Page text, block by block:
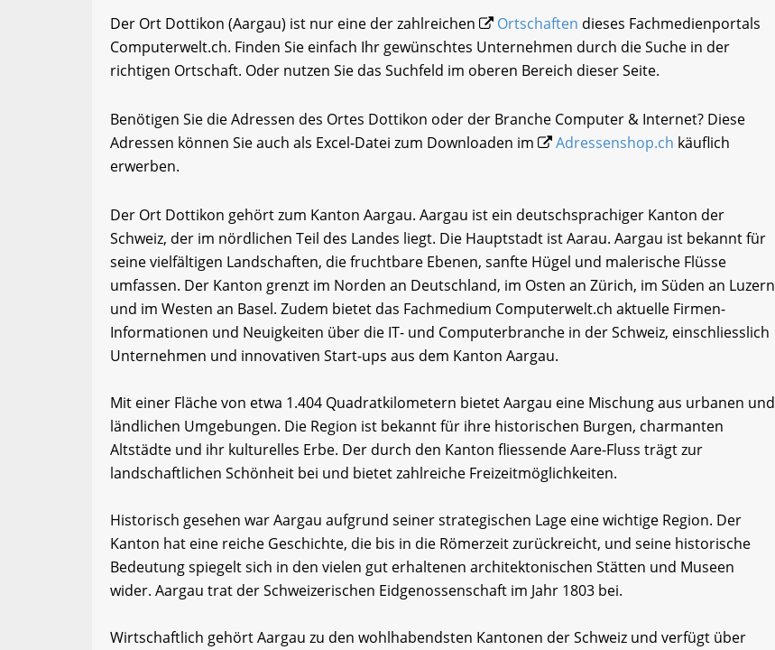
Der Ort Dottikon (Aargau) ist nur eine der zahlreichen Ortschaften dieses Fachmedienportals
Computerwelt.ch. Finden Sie einfach Ihr gewünschtes Unternehmen durch die Suche in der
richtigen Ortschaft. Oder nutzen Sie das Suchfeld im oberen Bereich dieser Seite.
Benötigen Sie die Adressen des Ortes Dottikon oder der Branche Computer & Internet? Diese
Adressen können Sie auch als Excel-Datei zum Downloaden im
Adressenshop.ch käuflich
erwerben.
Der Ort Dottikon gehört zum Kanton Aargau. Aargau ist ein deutschsprachiger Kanton der
Schweiz, der im nördlichen Teil des Landes liegt. Die Hauptstadt ist Aarau. Aargau ist bekannt für
seine vielfältigen Landschaften, die fruchtbare Ebenen, sanfte Hügel und malerische Flüsse
umfassen. Der Kanton grenzt im Norden an Deutschland, im Osten an Zürich, im Süden an Luzern
und im Westen an Basel. Zudem bietet das Fachmedium Computerwelt.ch aktuelle Firmen-
Informationen und Neuigkeiten über die IT- und Computerbranche in der Schweiz, einschliesslich
Unternehmen und innovativen Start-ups aus dem Kanton Aargau.
Mit einer Fläche von etwa 1.404 Quadratkilometern bietet Aargau eine Mischung aus urbanen und
ländlichen Umgebungen. Die Region ist bekannt für ihre historischen Burgen, charmanten
Altstädte und ihr kulturelles Erbe. Der durch den Kanton fliessende Aare-Fluss trägt zur
landschaftlichen Schönheit bei und bietet zahlreiche Freizeitmöglichkeiten.
Historisch gesehen war Aargau aufgrund seiner strategischen Lage eine wichtige Region. Der
Kanton hat eine reiche Geschichte, die bis in die Römerzeit zurückreicht, und seine historische
Bedeutung spiegelt sich in den vielen gut erhaltenen architektonischen Stätten und Museen
wider. Aargau trat der Schweizerischen Eidgenossenschaft im Jahr 1803 bei.
Wirtschaftlich gehört Aargau zu den wohlhabendsten Kantonen der Schweiz und verfügt über